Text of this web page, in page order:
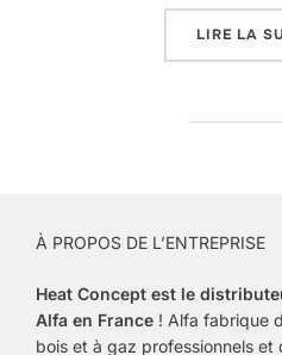
LIRE LA
À PROPOS DE L’ENTREPRISE
Heat Concept est le
Alfa en France ! Alfa fabrique
bois et à gaz professionnels et